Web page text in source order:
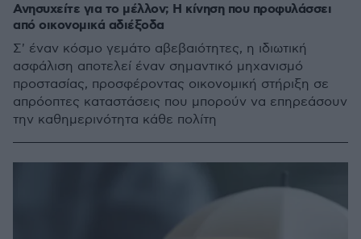
Ανησυχείτε για το μέλλον; Η κίνηση που προφυλάσσει
από οικονομικά αδιέξοδα
Σ' έναν κόσμο γεμάτο αβεβαιότητες, η ιδιωτική
ασφάλιση αποτελεί έναν σημαντικό μηχανισμό
προστασίας, προσφέροντας οικονομική στήριξη σε
απρόοπτες καταστάσεις που μπορούν να επηρεάσουν
την καθημερινότητα κάθε πολίτη